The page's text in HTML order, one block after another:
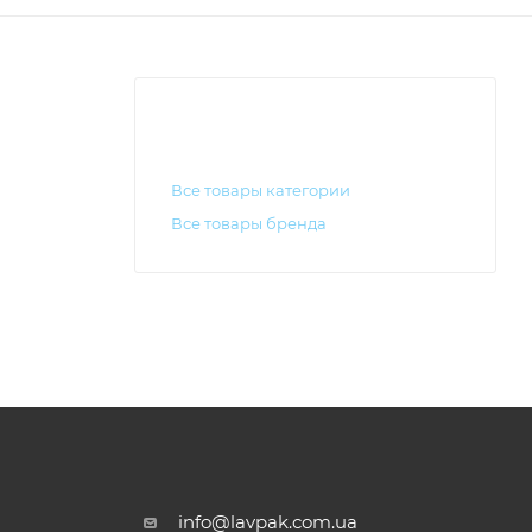
Все товары категории
Все товары бренда
info@lavpak.com.ua